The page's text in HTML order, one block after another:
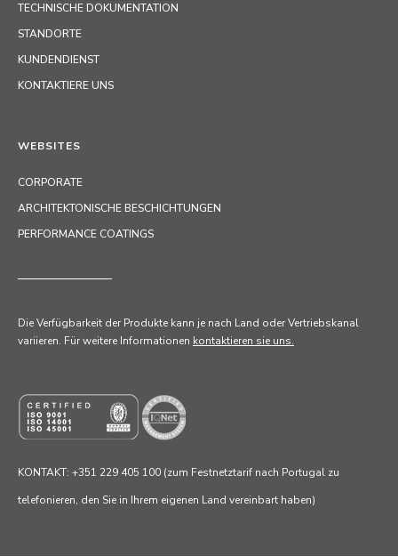
TECHNISCHE DOKUMENTATION
STANDORTE
KUNDENDIENST
KONTAKTIERE UNS
WEBSITES
CORPORATE
ARCHITEKTONISCHE BESCHICHTUNGEN
PERFORMANCE COATINGS
Die Verfügbarkeit der Produkte kann je nach Land oder Vertriebskanal
variieren. Für weitere Informationen kontaktieren sie uns.
KONTAKT: +351 229 405 100 (zum Festnetztarif nach Portugal zu
telefonieren, den Sie in Ihrem eigenen Land vereinbart haben)